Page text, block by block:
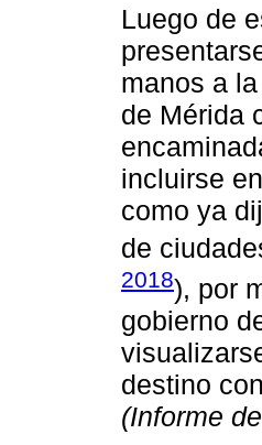
Luego de
manos a
de Mérida
incluirse
como ya
de
2018), por
gobierno
destino
(Informe